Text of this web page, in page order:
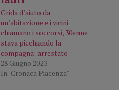
Grida d’aiuto da
un’abitazione e i vicini
chiamano i soccorsi, 30enne
stava picchiando la
compagna: arrestato
28 Giugno 2023
In "Cronaca Piacenza"